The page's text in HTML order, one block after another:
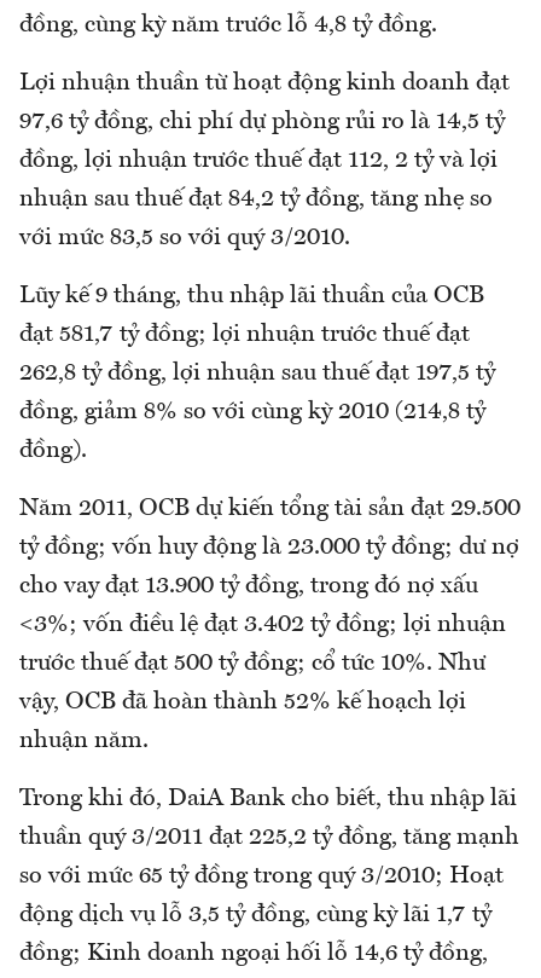
đồng, cùng kỳ năm trước lỗ 4,8 tỷ đồng.
Lợi nhuận thuần từ hoạt động kinh doanh đạt
97,6 tỷ đồng, chi phí dự phòng rủi ro là 14,5 tỷ
đồng, lợi nhuận trước thuế đạt 112, 2 tỷ và lợi
nhuận sau thuế đạt 84,2 tỷ đồng, tăng nhẹ so
với mức 83,5 so với quý 3/2010.
Lũy kế 9 tháng, thu nhập lãi thuần của OCB
đạt 581,7 tỷ đồng; lợi nhuận trước thuế đạt
262,8 tỷ đồng, lợi nhuận sau thuế đạt 197,5 tỷ
đồng, giảm 8% so với cùng kỳ 2010 (214,8 tỷ
đồng).
Năm 2011, OCB dự kiến tổng tài sản đạt 29.500
tỷ đồng; vốn huy động là 23.000 tỷ đồng; dư nợ
cho vay đạt 13.900 tỷ đồng, trong đó nợ xấu
<3%; vốn điều lệ đạt 3.402 tỷ đồng; lợi nhuận
trước thuế đạt 500 tỷ đồng; cổ tức 10%. Như
vậy, OCB đã hoàn thành 52% kế hoạch lợi
nhuận năm.
Trong khi đó, DaiA Bank cho biết, thu nhập lãi
thuần quý 3/2011 đạt 225,2 tỷ đồng, tăng mạnh
so với mức 65 tỷ đồng trong quý 3/2010; Hoạt
động dịch vụ lỗ 3,5 tỷ đồng, cùng kỳ lãi 1,7 tỷ
đồng; Kinh doanh ngoại hối lỗ 14,6 tỷ đồng,